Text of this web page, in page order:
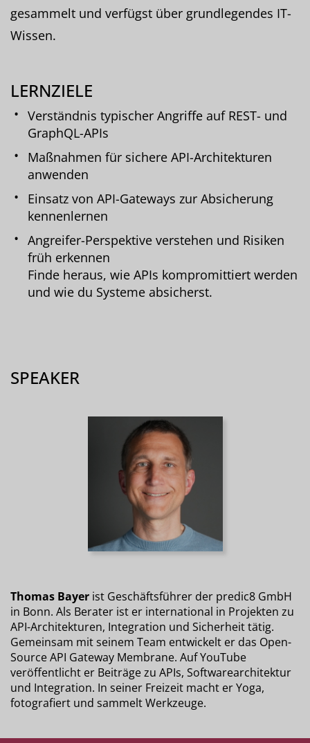
gesammelt und verfügst über grundlegendes IT-
Wissen.
LERNZIELE
Verständnis typischer Angriffe auf REST- und
GraphQL-APIs
Maßnahmen für sichere API-Architekturen
anwenden
Einsatz von API-Gateways zur Absicherung
kennenlernen
Angreifer-Perspektive verstehen und Risiken
früh erkennen
Finde heraus, wie APIs kompromittiert werden
und wie du Systeme absicherst.
SPEAKER
Thomas Bayer ist Geschäftsführer der predic8 GmbH
in Bonn. Als Berater ist er international in Projekten zu
API-Architekturen, Integration und Sicherheit tätig.
Gemeinsam mit seinem Team entwickelt er das Open-
Source API Gateway Membrane. Auf YouTube
veröffentlicht er Beiträge zu APIs, Softwarearchitektur
und Integration. In seiner Freizeit macht er Yoga,
fotografiert und sammelt Werkzeuge.